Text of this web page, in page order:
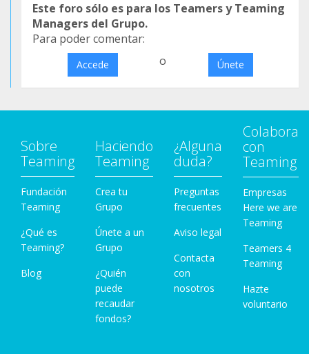
Este foro sólo es para los Teamers y Teaming
Managers del Grupo.
Para poder comentar:
Accede o Únete
Sobre
Teaming
Fundación
Teaming
¿Qué es
Teaming?
Blog
Haciendo
Teaming
Crea tu
Grupo
Únete a un
Grupo
¿Quién
puede
recaudar
fondos?
¿Alguna
duda?
Preguntas
frecuentes
Aviso legal
Contacta
con
nosotros
Colabora
con
Teaming
Empresas
Here we are
Teaming
Teamers 4
Teaming
Hazte
voluntario